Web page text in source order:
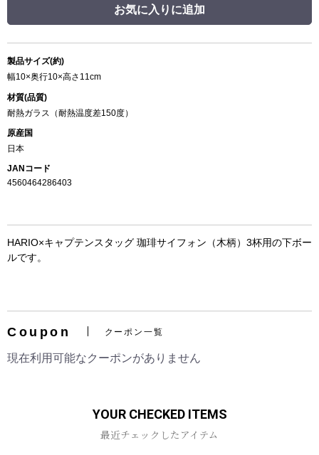
お気に入りに追加
製品サイズ(約)
幅10×奥行10×高さ11cm
材質(品質)
耐熱ガラス（耐熱温度差150度）
原産国
日本
JANコード
4560464286403
HARIO×キャプテンスタッグ 珈琲サイフォン（木柄）3杯用の下ボー
ルです。
Coupon クーポン一覧
現在利用可能なクーポンがありません
YOUR CHECKED ITEMS
最近チェックしたアイテム